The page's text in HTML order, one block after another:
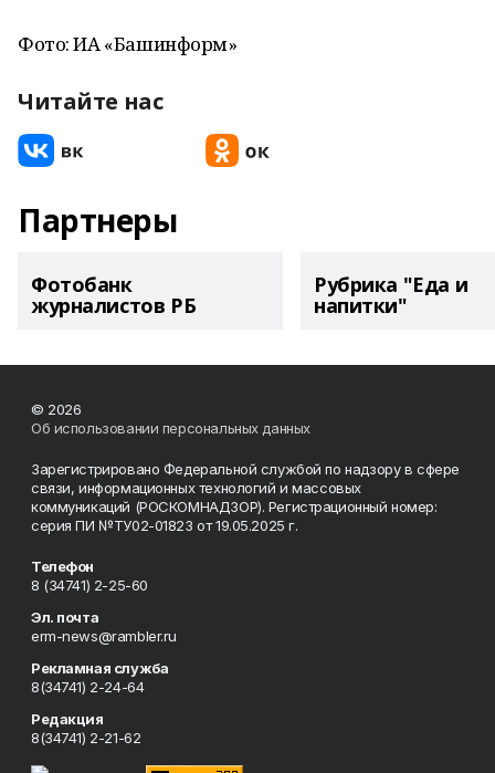
Фото: ИА «Башинформ»
Читайте нас
Партнеры
Фотобанк
журналистов РБ
Рубрика "Еда и
напитки"
© 2026
Об использовании персональных данных
Зарегистрировано Федеральной службой по надзору в сфере
связи, информационных технологий и массовых
коммуникаций (РОСКОМНАДЗОР). Регистрационный номер:
серия ПИ №ТУ02-01823 от 19.05.2025 г.
Телефон
8 (34741) 2-25-60
Эл. почта
erm-news@rambler.ru
Рекламная служба
8(34741) 2-24-64
Редакция
8(34741) 2-21-62